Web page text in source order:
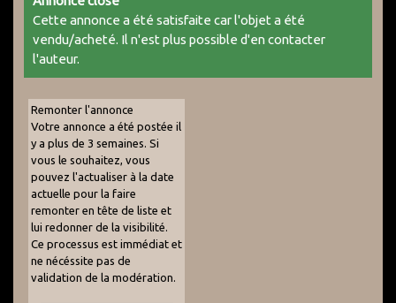
Cette annonce a été satisfaite car l'objet a été
vendu/acheté. Il n'est plus possible d'en contacter
l'auteur.
Remonter l'annonce
Votre annonce a été postée il
y a plus de 3 semaines. Si
vous le souhaitez, vous
pouvez l'actualiser à la date
actuelle pour la faire
remonter en tête de liste et
lui redonner de la visibilité.
Ce processus est immédiat et
ne nécéssite pas de
validation de la modération.